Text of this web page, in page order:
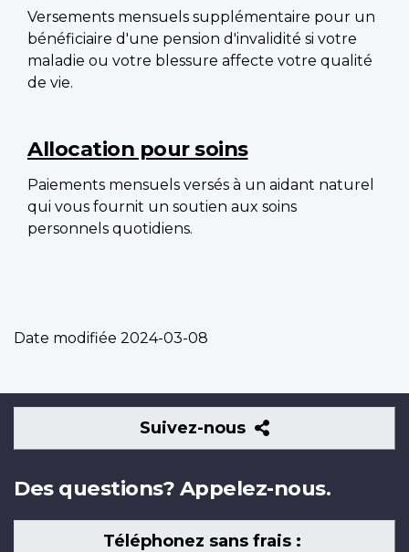
Versements mensuels supplémentaire pour un
bénéficiaire d'une pension d'invalidité si votre
maladie ou votre blessure affecte votre qualité
de vie.
Allocation pour soins
Paiements mensuels versés à un aidant naturel
qui vous fournit un soutien aux soins
personnels quotidiens.
Date modifiée 2024-03-08
Suivez-nous
Suivez-
nous
Des questions? Appelez-nous.
Téléphonez sans frais :